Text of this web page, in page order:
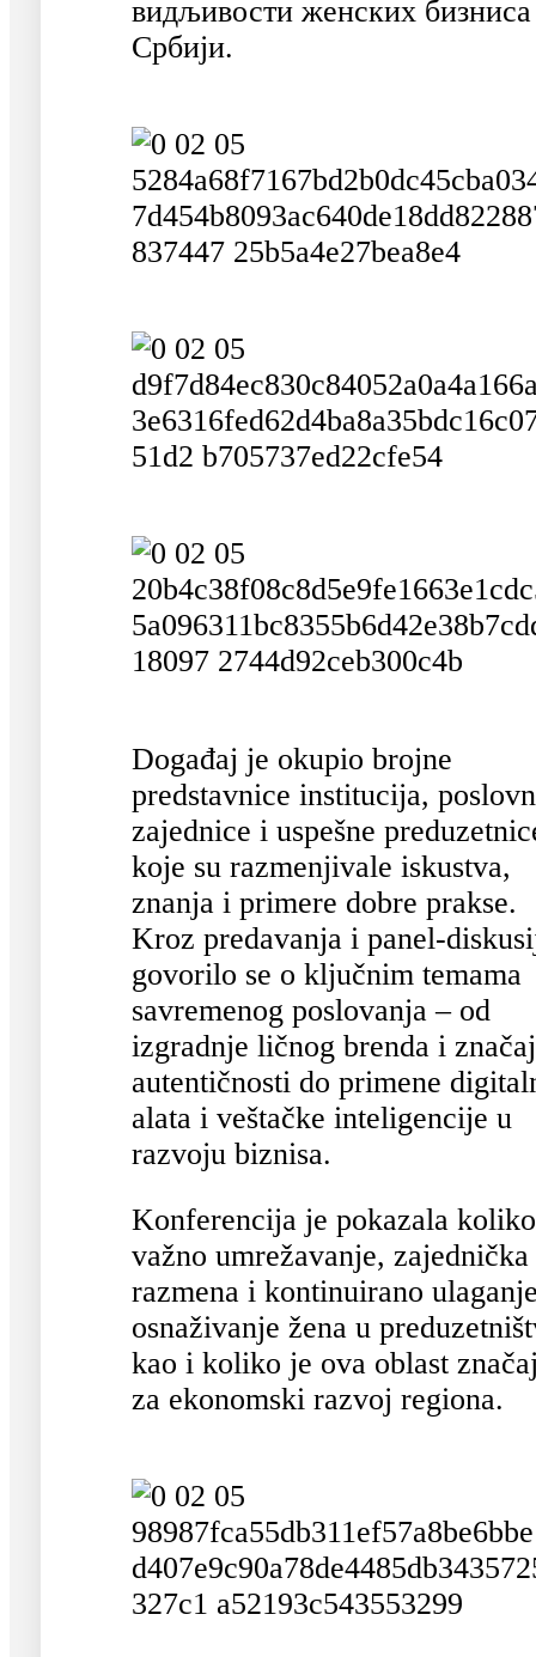
видљивости женских
Србији.
Događaj je okupio brojne
predstavnice institucija,
zajednice i uspešne
koje su razmenjivale iskustva,
znanja i primere dobre prakse.
Kroz predavanja i panel-
govorilo se o ključnim temama
savremenog poslovanja – od
izgradnje ličnog brenda i
autentičnosti do primene
alata i veštačke inteligencije u
razvoju biznisa.
Konferencija je pokazala
važno umrežavanje, zajednička
razmena i kontinuirano
osnaživanje žena u
kao i koliko je ova oblast
za ekonomski razvoj regiona.